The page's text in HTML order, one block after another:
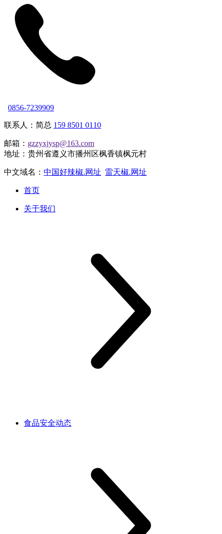
0856-7239909
联系人：简总 159 8501 0110
邮箱： gzzyxjysp@163.com
地址：贵州省遵义市播州区枫香镇枫元村
中文域名： 中国好辣椒.网址 雷天椒.网址
首页
关于我们
食品安全动态